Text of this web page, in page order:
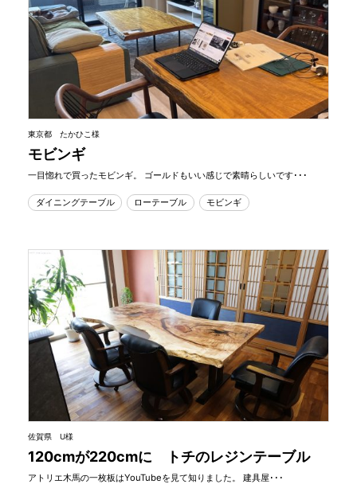
東京都 たかひこ様
モビンギ
一目惚れで買ったモビンギ。 ゴールドもいい感じで素晴らしいです･･･
ダイニングテーブル ローテーブル モビンギ
佐賀県 U様
120cmが220cmに トチのレジンテーブル
アトリエ木馬の一枚板はYouTubeを見て知りました。 建具屋･･･